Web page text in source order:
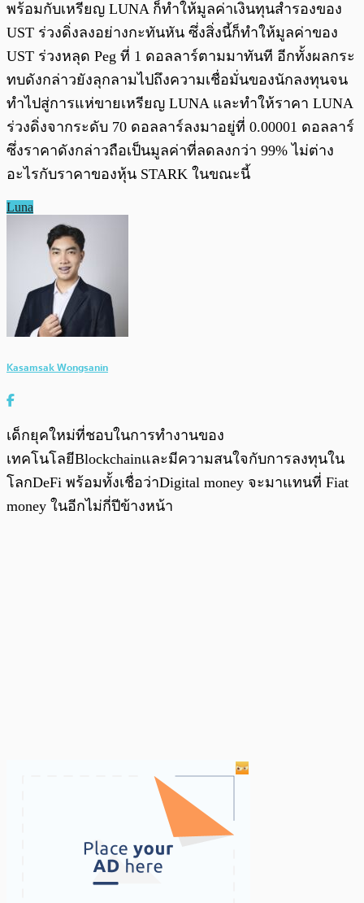
พร้อมกับเหรียญ LUNA ก็ทำให้มูลค่าเงินทุนสำรองของ
UST ร่วงดิ่งลงอย่างกะทันหัน ซึ่งสิ่งนี้ก็ทำให้มูลค่าของ
UST ร่วงหลุด Peg ที่ 1 ดอลลาร์ตามมาทันที อีกทั้งผลกระ
ทบดังกล่าวยังลุกลามไปถึงความเชื่อมั่นของนักลงทุนจน
ทำไปสู่การแห่ขายเหรียญ LUNA และทำให้ราคา LUNA
ร่วงดิ่งจากระดับ 70 ดอลลาร์ลงมาอยู่ที่ 0.00001 ดอลลาร์
ซึ่งราคาดังกล่าวถือเป็นมูลค่าที่ลดลงกว่า 99% ไม่ต่าง
อะไรกับราคาของหุ้น STARK ในขณะนี้
Luna
Kasamsak Wongsanin
เด็กยุคใหม่ที่ชอบในการทำงานของ
เทคโนโลยีBlockchainและมีความสนใจกับการลงทุนใน
โลกDeFi พร้อมทั้งเชื่อว่าDigital money จะมาแทนที่ Fiat
money ในอีกไม่กี่ปีข้างหน้า